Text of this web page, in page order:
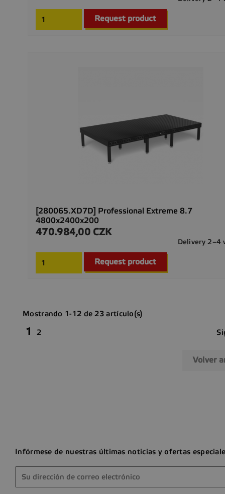
Request product
[280065.XD7D] Professional Extreme 8.7
4800x2400x200
Precio
470.984,00 CZK
Delivery 2–4
Request product
Mostrando 1-12 de 23 artículo(s)
1 2
Volver
Infórmese de nuestras últimas noticias y ofertas